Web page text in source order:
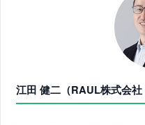
江田 健二（RAUL株式会社